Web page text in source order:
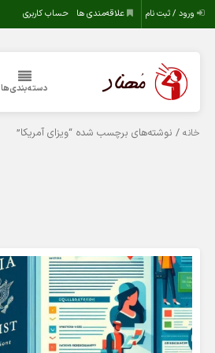
ورود / ثبت نام علاقه‌مندی ها حساب کاربری
دسته‌بندی‌ها
خانه / نوشته‌های برچسب شده “ویزای آمریکا”